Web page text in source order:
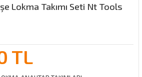
Lokma Takımı Seti Nt Tools
TL